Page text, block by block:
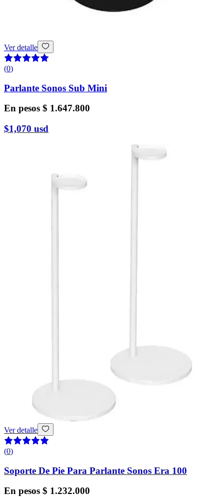
Ver detalle
(0)
Parlante Sonos Sub Mini
En pesos $ 1.647.800
$1,070 usd
Ver detalle
(0)
Soporte De Pie Para Parlante Sonos Era 100
En pesos $ 1.232.000